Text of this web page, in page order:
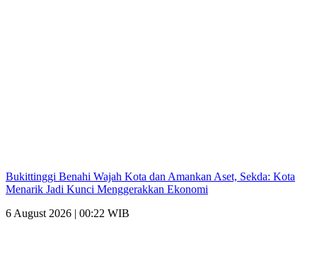
Bukittinggi Benahi Wajah Kota dan Amankan Aset, Sekda: Kota
Menarik Jadi Kunci Menggerakkan Ekonomi
6 August 2026 | 00:22 WIB